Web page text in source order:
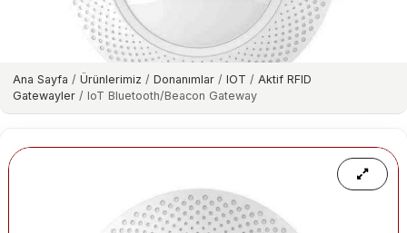
Ana Sayfa / Ürünlerimiz / Donanımlar / IOT / Aktif RFID
Gatewayler / IoT Bluetooth/Beacon Gateway